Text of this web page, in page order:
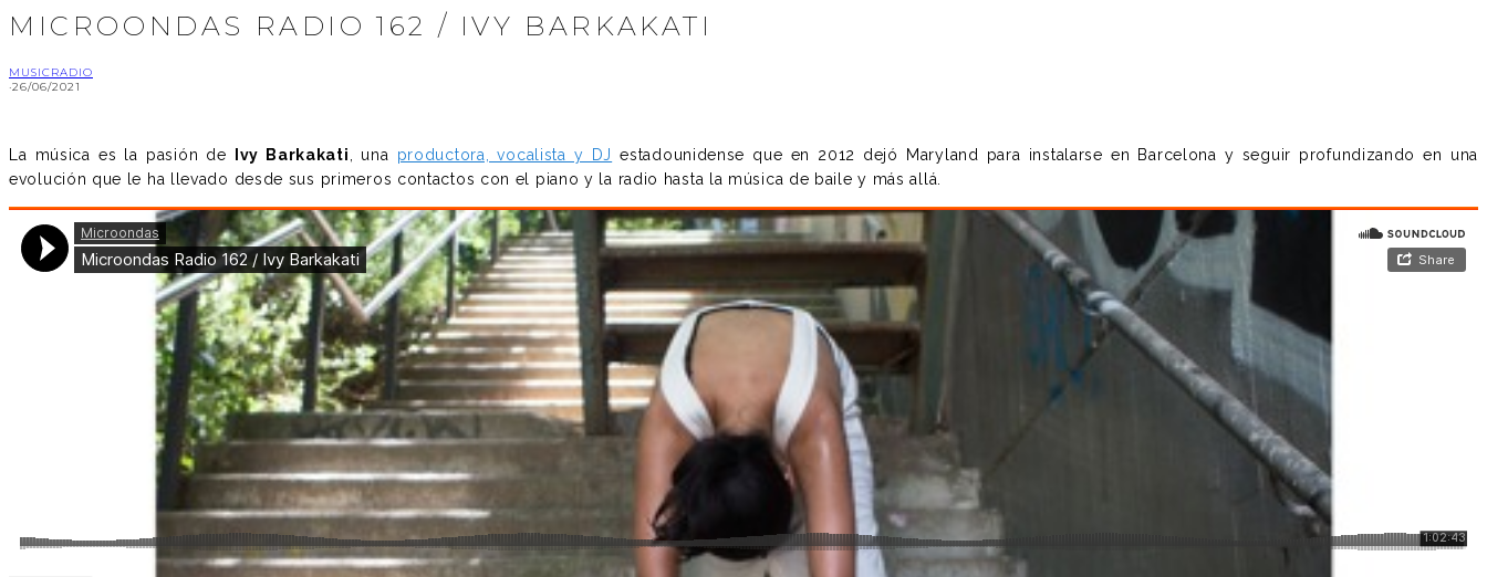
MICROONDAS RADIO 162 / IVY BARKAKATI
MUSIC RADIO
·26/06/2021
La música es la pasión de Ivy Barkakati , una productora, vocalista y DJ estadounidense que en 2012 dejó Maryland para instalarse en Barcelona y seguir profundizando en una
evolución que le ha llevado desde sus primeros contactos con el piano y la radio hasta la música de baile y más allá.